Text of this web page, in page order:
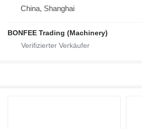
China, Shanghai
BONFEE Trading (Machinery)